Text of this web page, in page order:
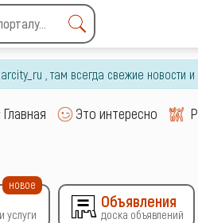
characters
, там всегда свежие
Главная Это интересно
услуги
новое
Объявления
доска объявлений